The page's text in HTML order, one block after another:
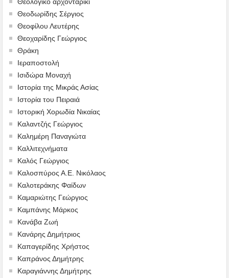
Θεοδωρίδης Σέργιος
Θεοφίλου Λευτέρης
Θεοχαρίδης Γεώργιος
Θράκη
Ιεραποστολή
Ισιδώρα Μοναχή
Ιστορία της Μικράς Ασίας
Ιστορία του Πειραιά
Ιστορική Χορωδία Νικαίας
Καλαντζής Γεώργιος
Καλημέρη Παναγιώτα
Καλλιτεχνήματα
Καλός Γεώργιος
Καλοσπύρος Α.Ε. Νικόλαος
Καλοτεράκης Φαίδων
Καμαριώτης Γεώργιος
Καμπάνης Μάρκος
Κανάβα Ζωή
Κανάρης Δημήτριος
Καπαγερίδης Χρήστος
Καπράνος Δημήτρης
Καραγιάννης Δημήτρης